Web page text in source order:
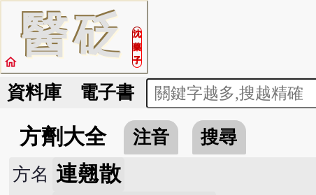
醫砭
沈
藥
子
home
資料庫 電子書
方劑大全 注音 搜尋
方名 連翹散